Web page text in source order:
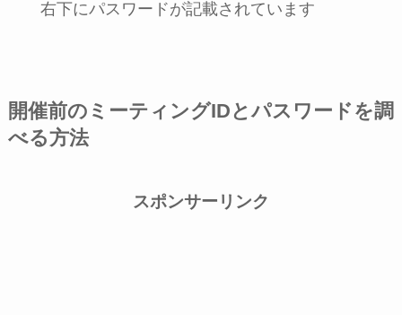
右下にパスワードが記載されています
開催前のミーティングIDとパスワードを調
べる方法
スポンサーリンク